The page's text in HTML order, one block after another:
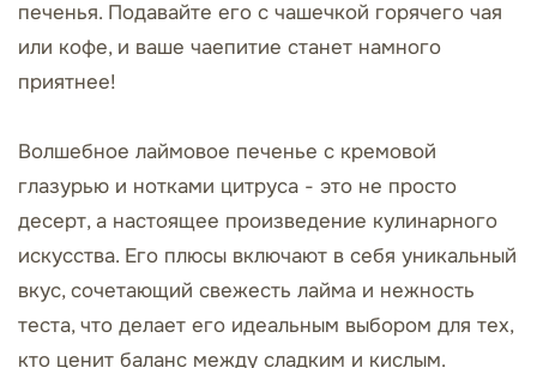
печенья. Подавайте его с чашечкой горячего чая
или кофе, и ваше чаепитие станет намного
приятнее!
Волшебное лаймовое печенье с кремовой
глазурью и нотками цитруса - это не просто
десерт, а настоящее произведение кулинарного
искусства. Его плюсы включают в себя уникальный
вкус, сочетающий свежесть лайма и нежность
теста, что делает его идеальным выбором для тех,
кто ценит баланс между сладким и кислым.